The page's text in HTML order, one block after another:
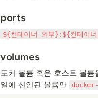
ports
${컨테이너 외부}:${컨테이
volumes
도커 볼륨 혹은 호스트 볼
일에 선언된 볼륨만